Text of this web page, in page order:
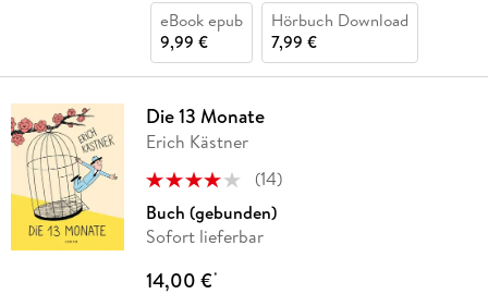
eBook epub
9,99 €
Hörbuch Download
7,99 €
Die 13 Monate
Erich Kästner
(14)
Buch (gebunden)
Sofort lieferbar
14,00 €*